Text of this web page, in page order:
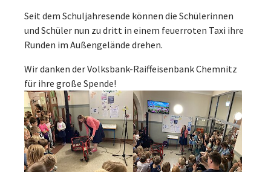
Seit dem Schuljahresende können die Schülerinnen
und Schüler nun zu dritt in einem feuerroten Taxi ihre
Runden im Außengelände drehen.
Wir danken der Volksbank-Raiffeisenbank Chemnitz
für ihre große Spende!